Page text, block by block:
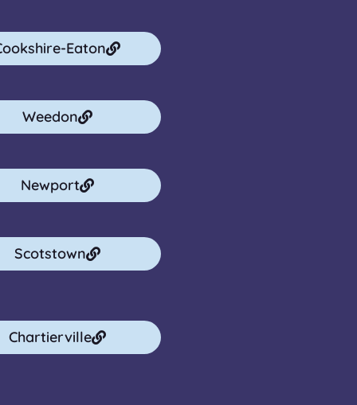
Eaton
Weedon
Newport
Scotstown
Chartierville